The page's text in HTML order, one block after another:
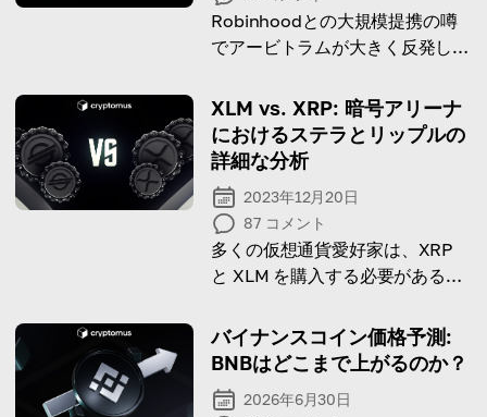
Robinhoodとの大規模提携の噂
でアービトラムが大きく反発した
XLM vs. XRP: 暗号アリーナ
におけるステラとリップルの
詳細な分析
2023年12月20日
87 コメント
多くの仮想通貨愛好家は、XRP
と XLM を購入する必要があるの
今日は各コインの視点を定義しま
す。
バイナンスコイン価格予測:
BNBはどこまで上がるのか？
2026年6月30日